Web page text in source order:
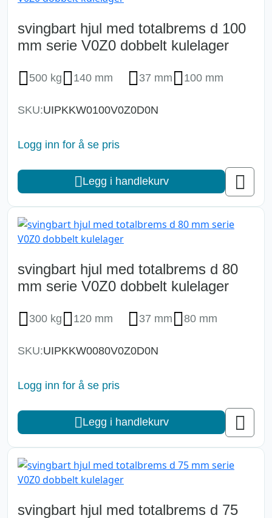
svingbart hjul med totalbrems d 100
mm serie V0Z0 dobbelt kulelager
500 kg 140 mm 37 mm 100 mm
SKU:UIPKKW0100V0Z0D0N
Logg inn for å se pris
Legg i handlekurv
svingbart hjul med totalbrems d 80
mm serie V0Z0 dobbelt kulelager
300 kg 120 mm 37 mm 80 mm
SKU:UIPKKW0080V0Z0D0N
Logg inn for å se pris
Legg i handlekurv
svingbart hjul med totalbrems d 75